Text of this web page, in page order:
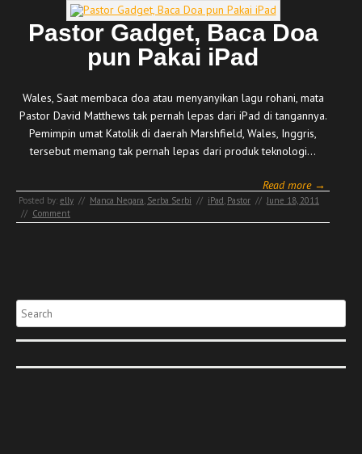
Pastor Gadget, Baca Doa
pun Pakai iPad
Wales, Saat membaca doa atau menyanyikan lagu rohani, mata
Pastor David Matthews tak pernah lepas dari iPad di tangannya.
Pemimpin umat Katolik di daerah Marshfield, Wales, Inggris,
tersebut memang tak pernah lepas dari produk teknologi…
Read more →
Posted by: elly // Manca Negara Serba Serbi // iPad Pastor // June 18, 2011
// Comment
Search